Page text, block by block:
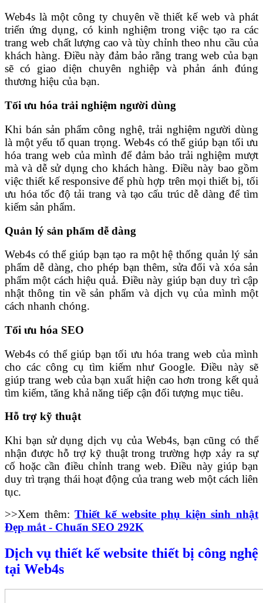
Web4s là một công ty chuyên về thiết kế web và phát
triển ứng dụng, có kinh nghiệm trong việc tạo ra các
trang web chất lượng cao và tùy chỉnh theo nhu cầu của
khách hàng. Điều này đảm bảo rằng trang web của bạn
sẽ có giao diện chuyên nghiệp và phản ánh đúng
thương hiệu của bạn.
Tối ưu hóa trải nghiệm người dùng
Khi bán sản phẩm công nghệ, trải nghiệm người dùng
là một yếu tố quan trọng. Web4s có thể giúp bạn tối ưu
hóa trang web của mình để đảm bảo trải nghiệm mượt
mà và dễ sử dụng cho khách hàng. Điều này bao gồm
việc thiết kế responsive để phù hợp trên mọi thiết bị, tối
ưu hóa tốc độ tải trang và tạo cấu trúc dễ dàng để tìm
kiếm sản phẩm.
Quản lý sản phẩm dễ dàng
Web4s có thể giúp bạn tạo ra một hệ thống quản lý sản
phẩm dễ dàng, cho phép bạn thêm, sửa đổi và xóa sản
phẩm một cách hiệu quả. Điều này giúp bạn duy trì cập
nhật thông tin về sản phẩm và dịch vụ của mình một
cách nhanh chóng.
Tối ưu hóa SEO
Web4s có thể giúp bạn tối ưu hóa trang web của mình
cho các công cụ tìm kiếm như Google. Điều này sẽ
giúp trang web của bạn xuất hiện cao hơn trong kết quả
tìm kiếm, tăng khả năng tiếp cận đối tượng mục tiêu.
Hỗ trợ kỹ thuật
Khi bạn sử dụng dịch vụ của Web4s, bạn cũng có thể
nhận được hỗ trợ kỹ thuật trong trường hợp xảy ra sự
cố hoặc cần điều chỉnh trang web. Điều này giúp bạn
duy trì trạng thái hoạt động của trang web một cách liên
tục.
>>Xem thêm:Thiết kế website phụ kiện sinh nhật
Đẹp mắt - Chuẩn SEO 292K
Dịch vụ thiết kế website thiết bị công nghệ
tại Web4s